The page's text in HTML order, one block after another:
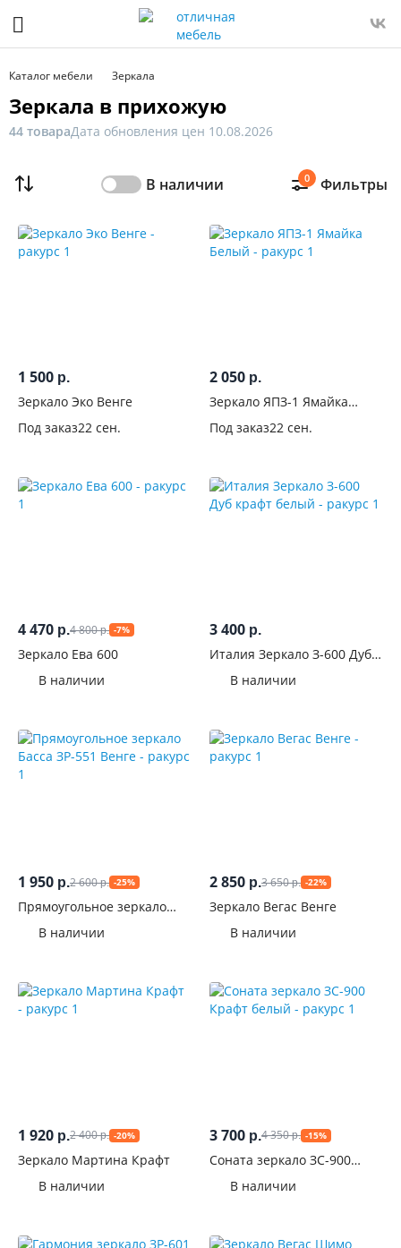
Каталог мебели Зеркала
Зеркала в прихожую
44 товараДата обновления цен 10.08.2026
В наличии Фильтры
0
1 500 р.
Зеркало Эко Венге
Под заказ22 сен.
2 050 р.
Зеркало ЯПЗ-1 Ямайка
Под заказ22 сен.
4 470 р.4 800р. -7%
Зеркало Ева 600
В наличии
3 400 р.
Италия Зеркало З-600 Дуб
В наличии
1 950 р.2 600р. -25%
Прямоугольное зеркало
В наличии
2 850 р.3 650р. -22%
Зеркало Вегас Венге
В наличии
1 920 р.2 400р. -20%
Зеркало Мартина Крафт
В наличии
3 700 р.4 350р. -15%
Соната зеркало ЗС-900
В наличии
Фильтр
Только
наличии
От
Высота,
см
установки
раме
С
полкой
Материалы
Цвет
Производитель